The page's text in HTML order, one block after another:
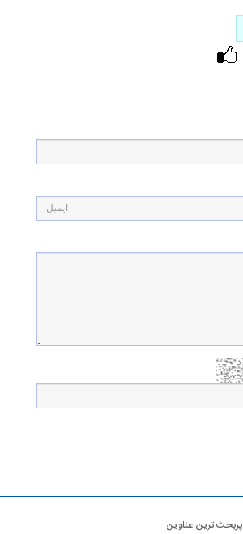
پربحث ترین عناوین